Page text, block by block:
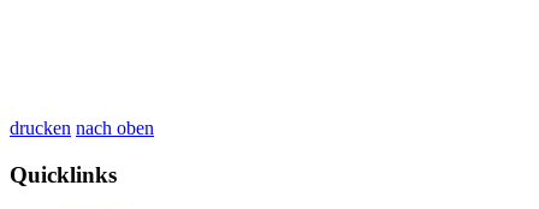
drucken nach oben
Quicklinks